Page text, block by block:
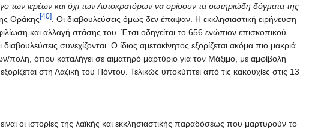
των ιερέων και όχι των Αυτοκρατόρων να ορίσουν τα σωτηριώδη δόγματα της
Θράκης[40]
. Οι διαβουλεύσεις όμως δεν έπαψαν. Η εκκλησιαστική ειρήνευση
και αλλαγή στάσης του. Έτσι οδηγείται το 656 ενώπιον επισκοπικού
συνεχίζονται. Ο ίδιος αμετακίνητος εξορίζεται ακόμα πιο μακριά
όπου καταλήγει σε αιματηρό μαρτύριο για τον Μάξιμο, με αμφίβολη
στη Λαζική του Πόντου. Τελικώς υποκύπτει από τις κακουχίες στις 13
οι ιστορίες της λαϊκής και εκκλησιαστικής παραδόσεως που μαρτυρούν το